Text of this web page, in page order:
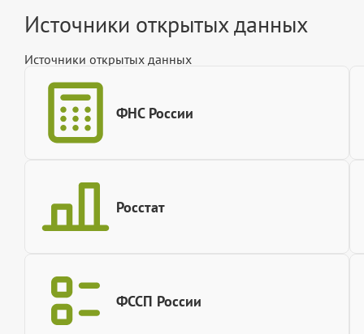
Источники открытых данных
Источники открытых данных
ФНС России
Росстат
ФССП России